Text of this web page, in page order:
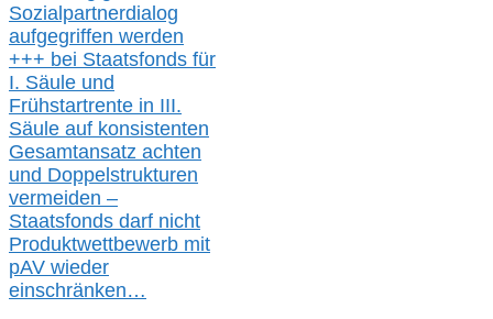
Sozialpartnerdialog
aufgegriffen werden
+++ bei Staatsfonds für
I. Säule und
Frühstartrente in III.
Säule auf konsistenten
Gesamtansatz achten
und Doppelstrukturen
vermeiden –
Staatsfonds darf nicht
Produktwettbewerb mit
pAV wieder
einschränken…